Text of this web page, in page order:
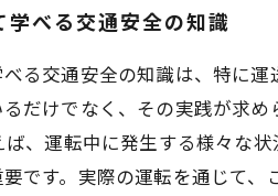
学べる交通安全の知識
る交通安全の知識は、特に
だけでなく、その実践が求
ば、運転中に発生する様々な
です。実際の運転を通じて